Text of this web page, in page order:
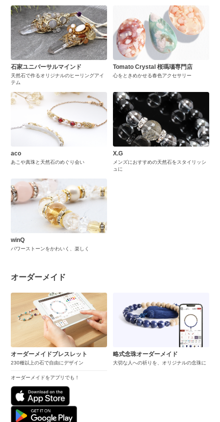
石家ユニバーサルマインド
天然石で作るオリジナルのヒーリングアイ
テム
Tomato Crystal 桜瑪瑙専門店
心をときめかせる春色アクセサリー
aco
あこや真珠と天然石のめぐり会い
X.G
メンズにおすすめの天然石をスタイリッシ
ュに
winQ
パワーストーンをかわいく、楽しく
オーダーメイド
オーダーメイドブレスレット
230種以上の石で自由にデザイン
オーダーメイドをアプリでも！
略式念珠オーダーメイド
大切な人への祈りを、オリジナルの念珠に